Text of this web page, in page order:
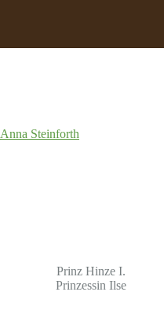
Anna Steinforth
Prinz Hinze I.
Prinzessin Ilse